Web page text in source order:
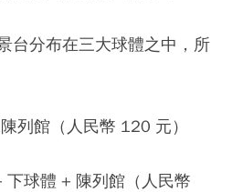
台分布在三大球體之中，所
列館（人民幣 120 元）
體 + 陳列館（人民幣